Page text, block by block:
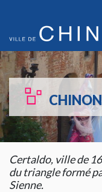
Aller
au
ContenuAller
au
Menu
Certaldo, ville de
du triangle formé
Sienne.